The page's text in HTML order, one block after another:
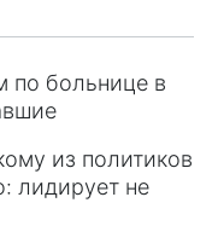
по больнице в
из политиков
лидирует не